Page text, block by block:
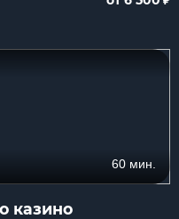
60 мин.
казино